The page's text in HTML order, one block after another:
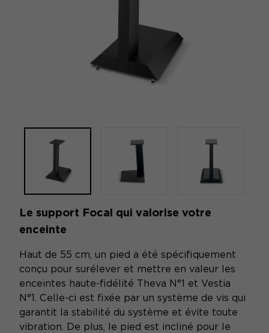
Le support Focal qui valorise votre
enceinte
Haut de 55 cm, un pied a été spécifiquement
conçu pour surélever et mettre en valeur les
enceintes haute-fidélité Theva N°1 et Vestia
N°1. Celle-ci est fixée par un système de vis qui
garantit la stabilité du système et évite toute
vibration. De plus, le pied est incliné pour le